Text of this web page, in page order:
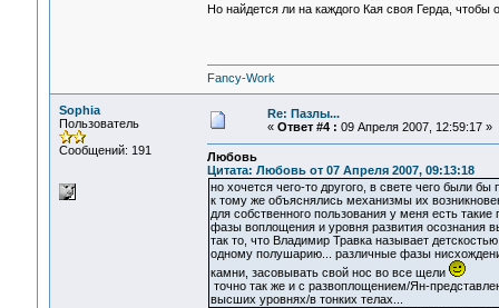
Но найдется ли на каждого Кая своя Герда, чтобы
Fancy-Work
Sophia
Пользователь
Сообщений: 191
Re: Пазлы...
« Ответ #4 : 09 Апреля 2007, 12:59:17 »
Любовь
Цитата: Любовь от 07 Апреля 2007, 09:13:18
но хочется чего-то другого, в свете чего были
к тому же объяснялись механизмы их
для собственного пользования у меня есть
фазы воплощения и уровня развития осознания
так то, что Владимир Травка называет
одному полушарию... различные фазы
камни, засовывать свой нос во все щели
точно так же и с развоплощением/Ян-
высших уровнях/в тонких телах...